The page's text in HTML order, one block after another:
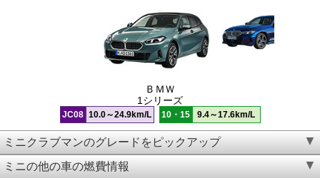
ＢＭＷ
1シリーズ
JC08 10.0～24.9km/L 10・15 9.4～17.6km/L
ミニクラブマンのグレードをピックアップ
ミニの他の車の燃費情報